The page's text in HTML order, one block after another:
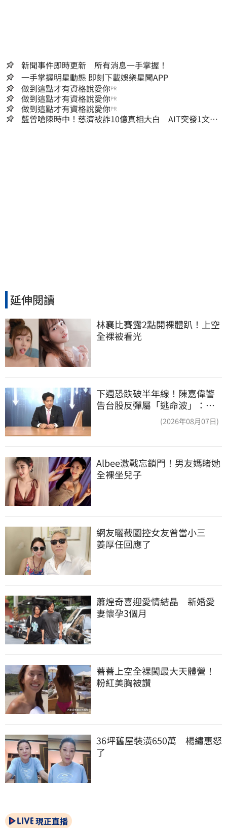
新聞事件即時更新 所有消息一手掌握！
一手掌握明星動態 即刻下載娛樂星聞APP
做到這點才有資格說愛你PR
做到這點才有資格說愛你PR
做到這點才有資格說愛你PR
藍曾嗆陳時中！慈濟被詐10億真相大白 AIT突發1文酸
延伸閱讀
林襄比賽露2點開裸體趴！上空
全裸被看光
下週恐跌破半年線！陳嘉偉警
告台股反彈屬「逃命波」：空
(2026年08月07日)
Albee激戰忘鎖門！男友媽睹她
全裸坐兒子
網友曬截圖控女友曾當小三
姜厚任回應了
蕭煌奇喜迎愛情結晶　新婚愛
妻懷孕3個月
薔薔上空全裸闖最大天體營！
粉紅美胸被讚
36坪舊屋裝潢650萬　楊繡惠怒
了
現正直播